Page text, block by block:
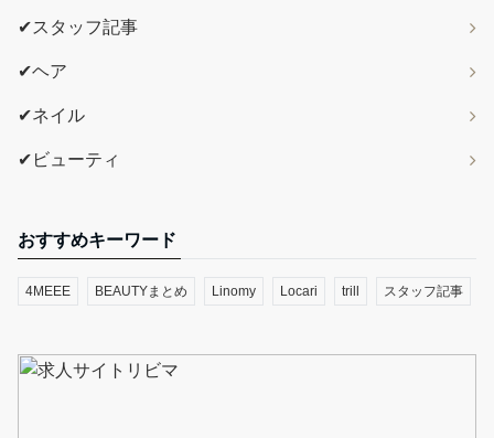
✔スタッフ記事
✔ヘア
✔ネイル
✔ビューティ
おすすめキーワード
4MEEE BEAUTYまとめ Linomy Locari trill スタッフ記事